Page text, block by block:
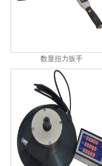
数显扭力扳手